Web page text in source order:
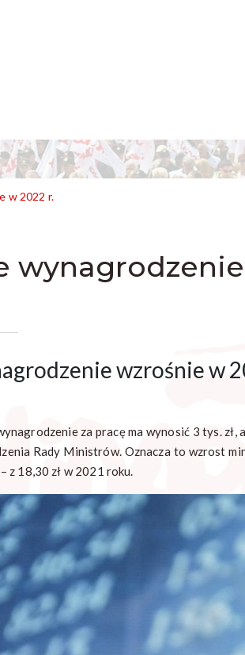
w 2022 r.
wzrośnie w
za pracę ma wynosić 3 tys.
Rady Ministrów. Oznacza to wzrost
z 18,30 zł w 2021 roku.